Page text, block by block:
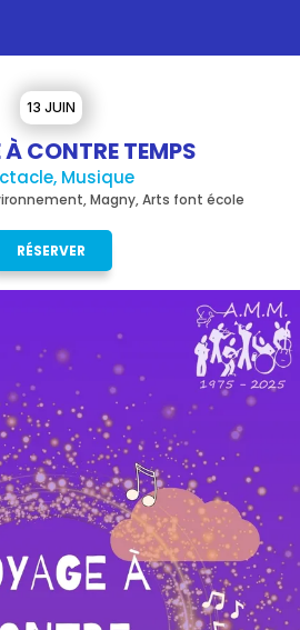
13 JUIN
CONTRE TEMPS
Musique
Magny, Arts font école
RÉSERVER